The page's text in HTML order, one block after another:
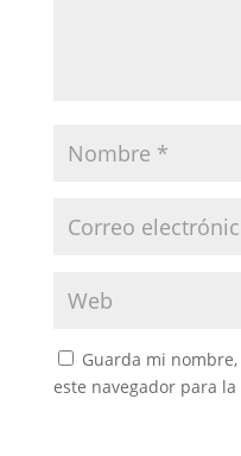
Guarda mi
este navegador para